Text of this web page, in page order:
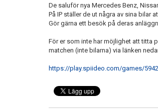
De saluför nya Mercedes Benz,
På IP ställer de ut några av sina bilar
Gör gärna ett besök på deras
För er som inte har möjlighet att titta
matchen (inte bilarna) via länken
https://play.spiideo.com/games/